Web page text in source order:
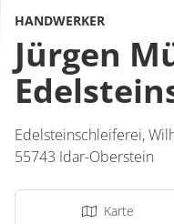
HANDWERKER
Jürgen
Edelsteinschleiferei,
55743 Idar-Oberstein
Karte